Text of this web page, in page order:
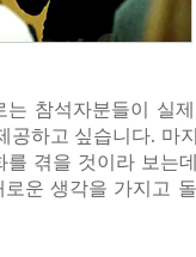
참석자분들이 실
공하고 싶습니다. 마
겪을 것이라 보는
운 생각을 가지고